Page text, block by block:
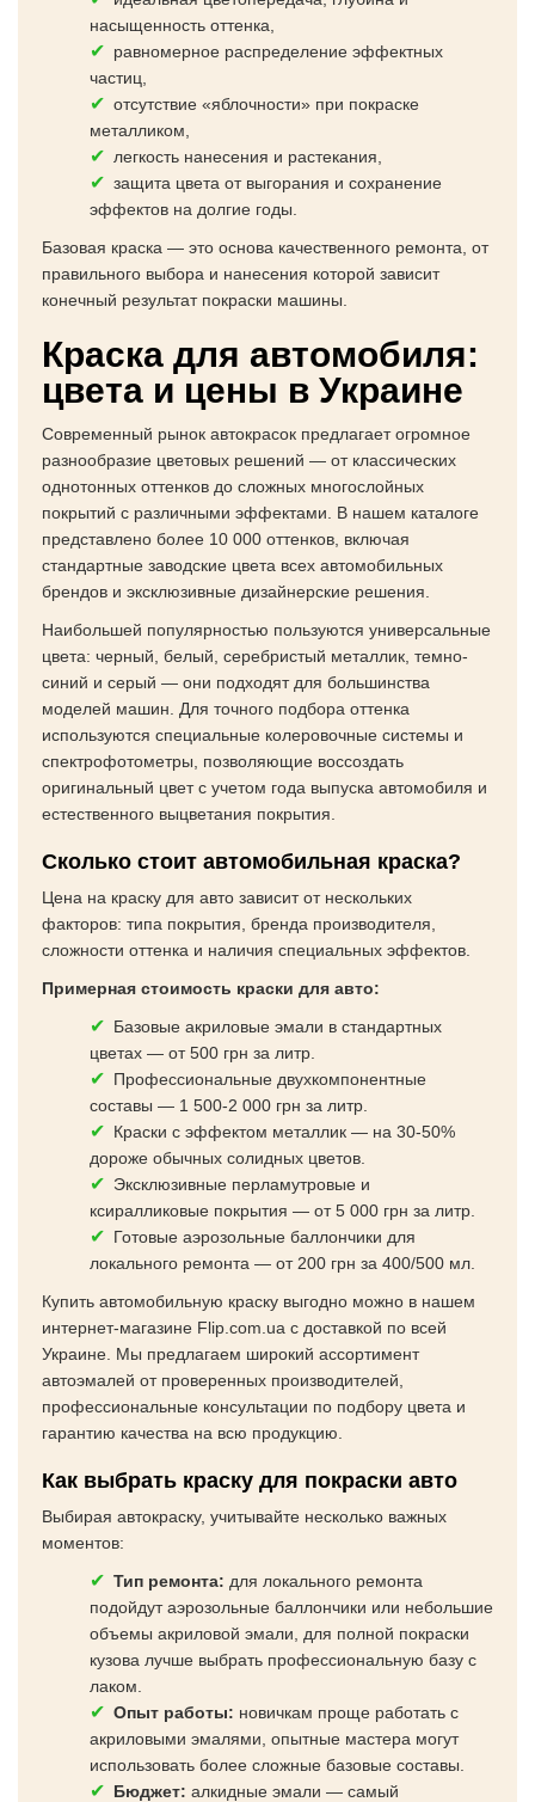
насыщенность оттенка,
равномерное распределение эффектных
частиц,
отсутствие «яблочности» при покраске
металликом,
легкость нанесения и растекания,
защита цвета от выгорания и сохранение
эффектов на долгие годы.
Базовая краска — это основа качественного ремонта, от
правильного выбора и нанесения которой зависит
конечный результат покраски машины.
Краска для автомобиля:
цвета и цены в Украине
Современный рынок автокрасок предлагает огромное
разнообразие цветовых решений — от классических
однотонных оттенков до сложных многослойных
покрытий с различными эффектами. В нашем каталоге
представлено более 10 000 оттенков, включая
стандартные заводские цвета всех автомобильных
брендов и эксклюзивные дизайнерские решения.
Наибольшей популярностью пользуются универсальные
цвета: черный, белый, серебристый металлик, темно-
синий и серый — они подходят для большинства
моделей машин. Для точного подбора оттенка
используются специальные колеровочные системы и
спектрофотометры, позволяющие воссоздать
оригинальный цвет с учетом года выпуска автомобиля и
естественного выцветания покрытия.
Сколько стоит автомобильная краска?
Цена на краску для авто зависит от нескольких
факторов: типа покрытия, бренда производителя,
сложности оттенка и наличия специальных эффектов.
Примерная стоимость краски для авто:
Базовые акриловые эмали в стандартных
цветах — от 500 грн за литр.
Профессиональные двухкомпонентные
составы — 1 500-2 000 грн за литр.
Краски с эффектом металлик — на 30-50%
дороже обычных солидных цветов.
Эксклюзивные перламутровые и
ксиралликовые покрытия — от 5 000 грн за литр.
Готовые аэрозольные баллончики для
локального ремонта — от 200 грн за 400/500 мл.
Купить автомобильную краску выгодно можно в нашем
интернет-магазине Flip.com.ua с доставкой по всей
Украине. Мы предлагаем широкий ассортимент
автоэмалей от проверенных производителей,
профессиональные консультации по подбору цвета и
гарантию качества на всю продукцию.
Как выбрать краску для покраски авто
Выбирая автокраску, учитывайте несколько важных
моментов:
Тип ремонта: для локального ремонта
подойдут аэрозольные баллончики или небольшие
объемы акриловой эмали, для полной покраски
кузова лучше выбрать профессиональную базу с
лаком.
Опыт работы: новичкам проще работать с
акриловыми эмалями, опытные мастера могут
использовать более сложные базовые составы.
Бюджет: алкидные эмали — самый